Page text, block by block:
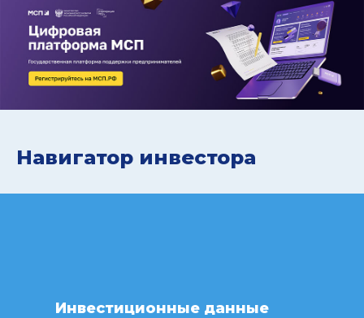
Навигатор инвестора
Инвестиционные данные